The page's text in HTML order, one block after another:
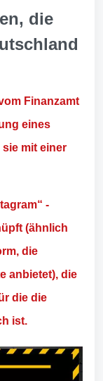
die
Finanzamt
eines
mit einer
-
(ähnlich
die
anbietet), die
die die
ist.